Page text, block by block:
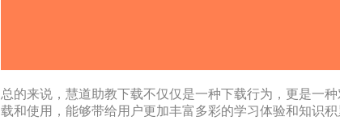
总的来说，慧道助教下载不仅仅是一种下载行为，更是一
载和使用，能够带给用户更加丰富多彩的学习体验和知识积